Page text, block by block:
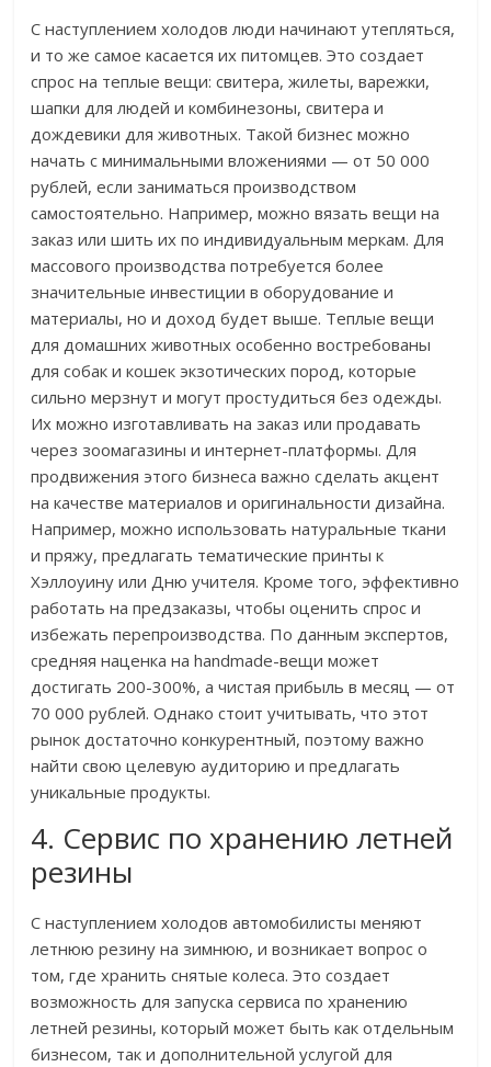
С наступлением холодов люди начинают утепляться,
и то же самое касается их питомцев. Это создает
спрос на теплые вещи: свитера, жилеты, варежки,
шапки для людей и комбинезоны, свитера и
дождевики для животных. Такой бизнес можно
начать с минимальными вложениями — от 50 000
рублей, если заниматься производством
самостоятельно. Например, можно вязать вещи на
заказ или шить их по индивидуальным меркам. Для
массового производства потребуется более
значительные инвестиции в оборудование и
материалы, но и доход будет выше. Теплые вещи
для домашних животных особенно востребованы
для собак и кошек экзотических пород, которые
сильно мерзнут и могут простудиться без одежды.
Их можно изготавливать на заказ или продавать
через зоомагазины и интернет-платформы. Для
продвижения этого бизнеса важно сделать акцент
на качестве материалов и оригинальности дизайна.
Например, можно использовать натуральные ткани
и пряжу, предлагать тематические принты к
Хэллоуину или Дню учителя. Кроме того, эффективно
работать на предзаказы, чтобы оценить спрос и
избежать перепроизводства. По данным экспертов,
средняя наценка на handmade-вещи может
достигать 200-300%, а чистая прибыль в месяц — от
70 000 рублей. Однако стоит учитывать, что этот
рынок достаточно конкурентный, поэтому важно
найти свою целевую аудиторию и предлагать
уникальные продукты.
4. Сервис по хранению летней
резины
С наступлением холодов автомобилисты меняют
летнюю резину на зимнюю, и возникает вопрос о
том, где хранить снятые колеса. Это создает
возможность для запуска сервиса по хранению
летней резины, который может быть как отдельным
бизнесом, так и дополнительной услугой для